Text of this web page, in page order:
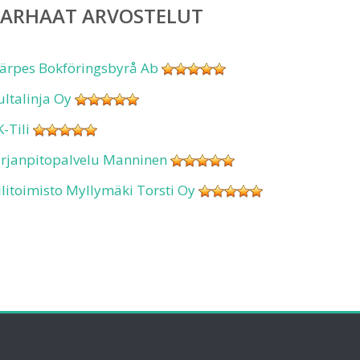
ARVOSTELUT
Bokföringsbyrå Ab
Oy
Tili
Manninen
Myllymäki Torsti Oy